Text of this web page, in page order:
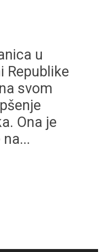
u
Republike
svom
Ona je